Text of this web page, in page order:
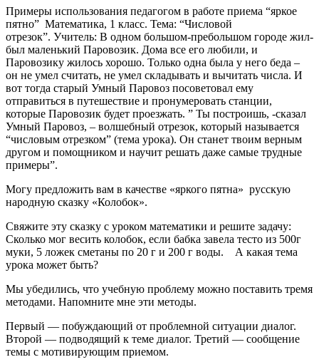
Примеры использования педагогом в работе приема “яркое
пятно” Математика, 1 класс. Тема: “Числовой
отрезок”. Учитель: В одном большом-пребольшом городе жил-
был маленький Паровозик. Дома все его любили, и
Паровозику жилось хорошо. Только одна была у него беда –
он не умел считать, не умел складывать и вычитать числа. И
вот тогда старый Умный Паровоз посоветовал ему
отправиться в путешествие и пронумеровать станции,
которые Паровозик будет проезжать. ” Ты построишь, -сказал
Умный Паровоз, – волшебный отрезок, который называется
“числовым отрезком” (тема урока). Он станет твоим верным
другом и помощником и научит решать даже самые трудные
примеры”.
Могу предложить вам в качестве «яркого пятна» русскую
народную сказку «Колобок».
Свяжите эту сказку с уроком математики и решите задачу:
Сколько мог весить колобок, если бабка завела тесто из 500г
муки, 5 ложек сметаны по 20 г и 200 г воды. А какая тема
урока может быть?
Мы убедились, что учебную проблему можно поставить тремя
методами. Напомните мне эти методы.
Первый — побуждающий от проблемной ситуации диалог.
Второй — подводящий к теме диалог. Третий — сообщение
темы с мотивирующим приемом.